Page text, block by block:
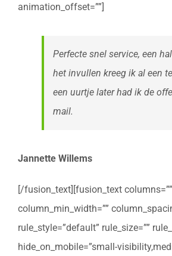
animation_offset=””]
Perfecte snel service, een
het invullen kreeg ik al een
een uurtje later had ik de
mail.
Jannette Willems
[/fusion_text][fusion_text columns=””
column_min_width=””
rule_style=”default” rule_size=””
hide_on_mobile=”small-